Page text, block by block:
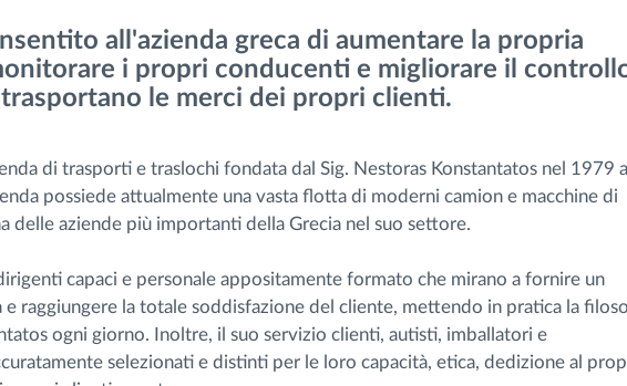
percorsi e all'azienda greca di aumentare la propria
i propri conducenti e migliorare il
le merci dei propri clienti.
di trasporti e traslochi fondata dal Sig. Nestoras Konstantatos nel 1979
possiede attualmente una vasta flotta di moderni camion e macchine di
delle aziende più importanti della Grecia nel suo settore.
capaci e personale appositamente formato che mirano a fornire un
e raggiungere la totale soddisfazione del cliente, mettendo in pratica la
ogni giorno. Inoltre, il suo servizio clienti, autisti, imballatori e
selezionati e distinti per le loro capacità, etica, dedizione al